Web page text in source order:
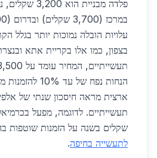
עלויות הובלה נמוכות יותר בגלל
בצפון, כמו אלו בקריית אתא
ארצית מראה חיסכון שנתי של
שקלים בשנה על הזמנות שוטפות
לתעשייה בחיפה.